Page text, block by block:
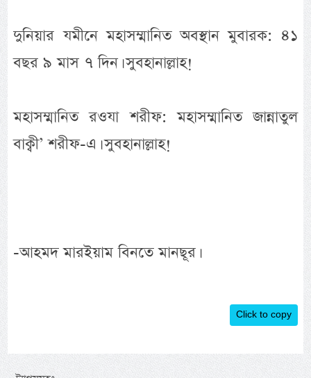
দুনিয়ার যমীনে মহাসম্মানিত অবস্থান মুবারক: ৪১
বছর ৯ মাস ৭ দিন। সুবহানাল্লাহ!
মহাসম্মানিত রওযা শরীফ: মহাসম্মানিত জান্নাতুল
বাক্বী’ শরীফ-এ। সুবহানাল্লাহ!
-আহমদ মারইয়াম বিনতে মানছূর।
Click to copy